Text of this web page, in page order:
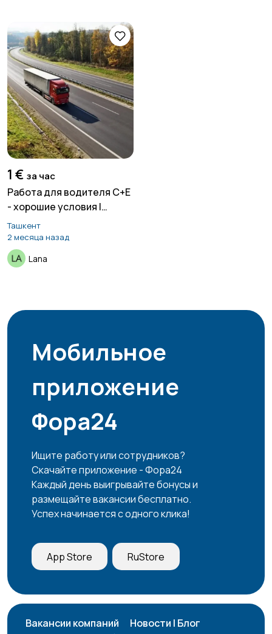
Офисный персонал
Продажи
Работа вахтой
Резюме
Служба по контракту
Спорт и красота
Страхование
Строительство и
ремонт
Туризм и гостиницы
Управление
недвижимостью
Финансы Юриспруденция
1 € за час
Работа для водителя C+E
- хорошие условия |
Польша
Ташкент
2 месяца назад
Lana
Мобильное
приложение
Фора24
Ищите работу или сотрудников?
Скачайте приложение - Фора24
Каждый день выигрывайте бонусы и
размещайте вакансии бесплатно.
Успех начинается с одного клика!
App Store RuStore
Вакансии компаний
Новости | Блог